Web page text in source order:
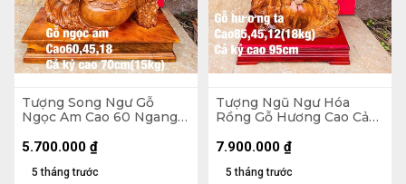
Tượng Song Ngư Gỗ
Ngọc Am Cao 60 Ngang
70 - 15kg
5 tháng trước
5.700.000 ₫
Tượng Ngũ Ngư Hóa
Rồng Gỗ Hương Cao Cả
(cm) - 18kg - Kỷ Cao 10
5 tháng trước
7.900.000 ₫